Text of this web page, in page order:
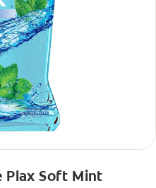
Plax Soft Mint